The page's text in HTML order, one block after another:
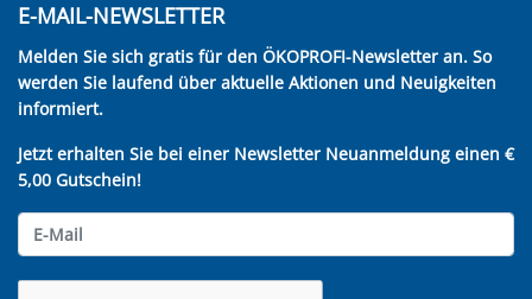
E-MAIL-NEWSLETTER
Melden Sie sich gratis für den ÖKOPROFI-Newsletter an. So
werden Sie laufend über aktuelle Aktionen und Neuigkeiten
informiert.
Jetzt erhalten Sie bei einer Newsletter Neuanmeldung einen €
5,00 Gutschein!